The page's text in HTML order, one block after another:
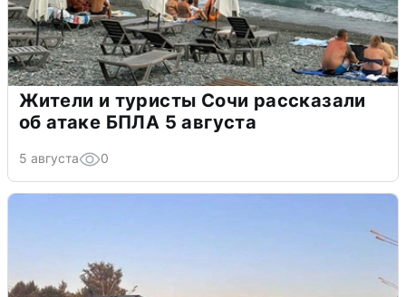
Жители и туристы Сочи рассказали
об атаке БПЛА 5 августа
5 августа 0